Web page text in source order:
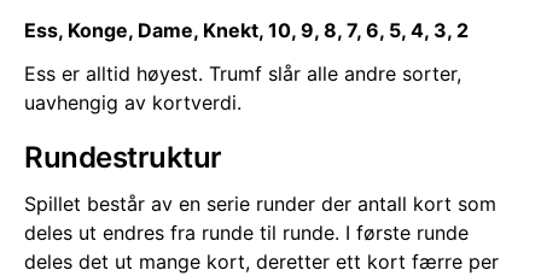
Ess, Konge, Dame, Knekt, 10, 9, 8, 7, 6, 5, 4, 3, 2
Ess er alltid høyest. Trumf slår alle andre sorter,
uavhengig av kortverdi.
Rundestruktur
Spillet består av en serie runder der antall kort som
deles ut endres fra runde til runde. I første runde
deles det ut mange kort, deretter ett kort færre per